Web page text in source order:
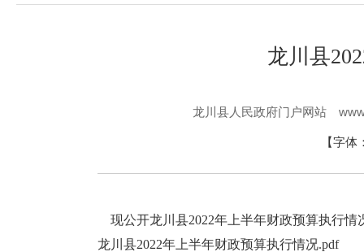
龙川县
龙川县人民政府门户网站
【字体
现公开龙川县2022年上半年财政预算执行情
龙川县2022年上半年财政预算执行情况.pdf